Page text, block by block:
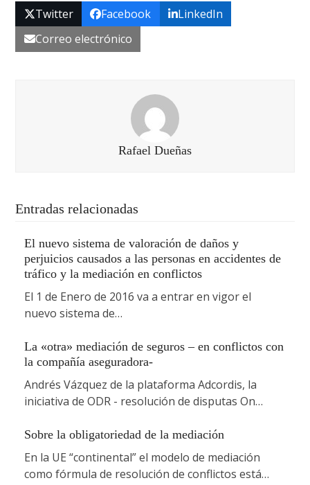
Twitter Facebook
LinkedIn
Correo electrónico
Rafael Dueñas
Entradas relacionadas
El nuevo sistema de valoración de daños y
perjuicios causados a las personas en accidentes de
tráfico y la mediación en conflictos
El 1 de Enero de 2016 va a entrar en vigor el
nuevo sistema de…
La «otra» mediación de seguros – en conflictos con
la compañía aseguradora-
Andrés Vázquez de la plataforma Adcordis, la
iniciativa de ODR - resolución de disputas On…
Sobre la obligatoriedad de la mediación
En la UE “continental” el modelo de mediación
como fórmula de resolución de conflictos está…